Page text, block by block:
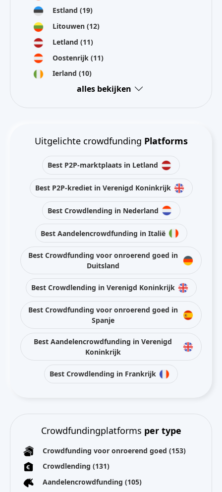
Estland (19)
Litouwen (12)
Letland (11)
Oostenrijk (11)
Ierland (10)
alles bekijken
Uitgelichte crowdfunding Platforms
Best P2P-marktplaats in Letland
Best P2P-krediet in Verenigd Koninkrijk
Best Crowdlending in Nederland
Best Aandelencrowdfunding in Italië
Best Crowdfunding voor onroerend goed in
Duitsland
Best Crowdlending in Verenigd Koninkrijk
Best Crowdfunding voor onroerend goed in
Spanje
Best Aandelencrowdfunding in Verenigd
Koninkrijk
Best Crowdlending in Frankrijk
Crowdfundingplatforms per type
Crowdfunding voor onroerend goed (153)
Crowdlending (131)
Aandelencrowdfunding (105)